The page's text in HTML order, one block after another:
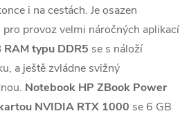
i na cestách. Je osazen
pro provoz velmi náročných aplikací
RAM typu DDR5 se s náloží
a ještě zvládne svižný
Notebook HP ZBook Power
NVIDIA RTX 1000 se 6 GB